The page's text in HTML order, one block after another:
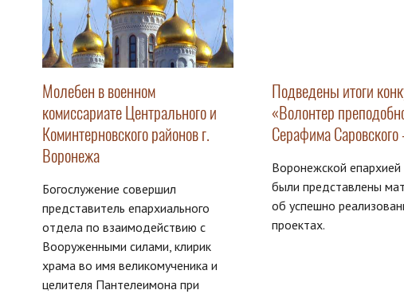
Молебен в военном
комиссариате Центрального и
Коминтерновского районов г.
Воронежа
Богослужение совершил
представитель епархиального
отдела по взаимодействию с
Вооруженными силами, клирик
храма во имя великомученика и
целителя Пантелеимона при
Подведены итоги
«Волонтер
Серафима
Воронежской епархией
были представлены
об успешно
проектах.